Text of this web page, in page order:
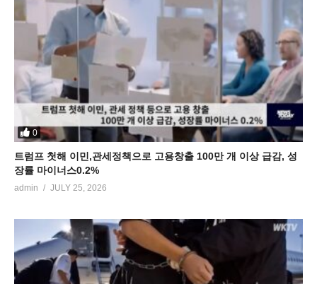
0
트럼프 첫해 이민,관세정책으로 고용창출 100만 개 이상 급감, 성
장률 마이너스0.2%
admin JULY 25, 2026